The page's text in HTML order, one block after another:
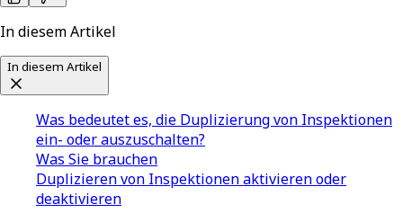
In diesem Artikel
In diesem Artikel
Was bedeutet es, die Duplizierung von Inspektionen
ein- oder auszuschalten?
Was Sie brauchen
Duplizieren von Inspektionen aktivieren oder
deaktivieren